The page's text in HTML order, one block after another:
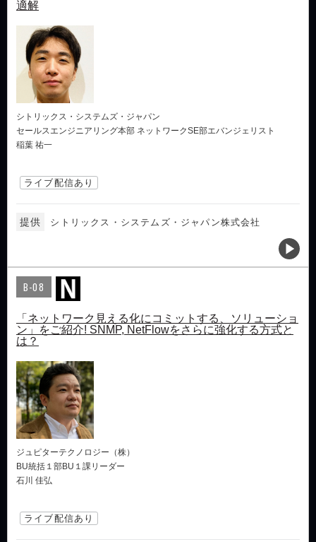
適解
シトリックス・システムズ・ジャパン
セールスエンジニアリング本部 ネットワークSE部エバンジェリスト
稲葉 祐一
ライブ配信あり
提供 シトリックス・システムズ・ジャパン株式会社
B-08
「ネットワーク見える化にコミットする、ソリューショ
ン」をご紹介! SNMP, NetFlowをさらに強化する方式と
は？
ジュピターテクノロジー（株）
BU統括１部BU１課リーダー
石川 佳弘
ライブ配信あり